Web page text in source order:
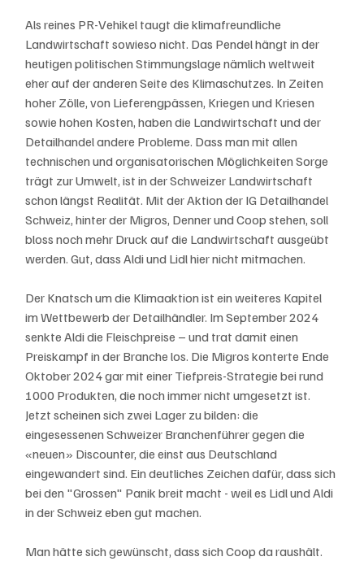
Als reines PR-Vehikel taugt die klimafreundliche
Landwirtschaft sowieso nicht. Das Pendel hängt in der
heutigen politischen Stimmungslage nämlich weltweit
eher auf der anderen Seite des Klimaschutzes. In Zeiten
hoher Zölle, von Lieferengpässen, Kriegen und Kriesen
sowie hohen Kosten, haben die Landwirtschaft und der
Detailhandel andere Probleme. Dass man mit allen
technischen und organisatorischen Möglichkeiten Sorge
trägt zur Umwelt, ist in der Schweizer Landwirtschaft
schon längst Realität. Mit der Aktion der IG Detailhandel
Schweiz, hinter der Migros, Denner und Coop stehen, soll
bloss noch mehr Druck auf die Landwirtschaft ausgeübt
werden. Gut, dass Aldi und Lidl hier nicht mitmachen.
Der Knatsch um die Klimaaktion ist ein weiteres Kapitel
im Wettbewerb der Detailhändler. Im September 2024
senkte Aldi die Fleischpreise – und trat damit einen
Preiskampf in der Branche los. Die Migros konterte Ende
Oktober 2024 gar mit einer Tiefpreis-Strategie bei rund
1000 Produkten, die noch immer nicht umgesetzt ist.
Jetzt scheinen sich zwei Lager zu bilden: die
eingesessenen Schweizer Branchenführer gegen die
«neuen» Discounter, die einst aus Deutschland
eingewandert sind. Ein deutliches Zeichen dafür, dass sich
bei den "Grossen" Panik breit macht - weil es Lidl und Aldi
in der Schweiz eben gut machen.
Man hätte sich gewünscht, dass sich Coop da raushält.